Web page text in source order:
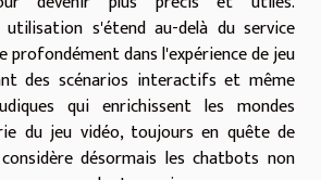
utilisation s'étend au-delà du service
dans l'expérience de jeu
des scénarios interactifs et même
qui enrichissent les mondes
du jeu vidéo, toujours en quête de
désormais les chatbots non